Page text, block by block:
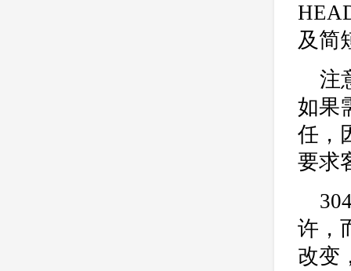
及简
注
如果
任，
要求
许，
改变